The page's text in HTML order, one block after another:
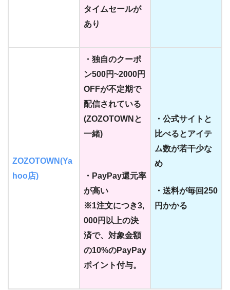
タイムセールが
あり
ZOZOTOWN(Ya
hoo店)
・独自のクーポ
ン500円~2000円
OFFが不定期で
配信されている
(ZOZOTOWNと
一緒)
・PayPay還元率
が高い
※1注文につき3,
000円以上の決
済で、対象金額
の10%のPayPay
ポイント付与。
・公式サイトと
比べるとアイテ
ム数が若干少な
め
・送料が毎回250
円かかる